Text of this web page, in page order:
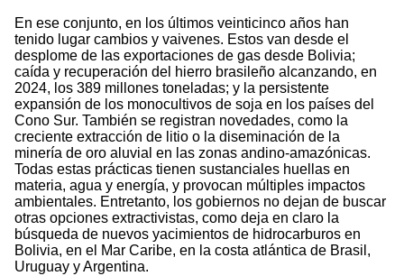
En ese conjunto, en los últimos veinticinco años han
tenido lugar cambios y vaivenes. Estos van desde el
desplome de las exportaciones de gas desde Bolivia;
caída y recuperación del hierro brasileño alcanzando, en
2024, los 389 millones toneladas; y la persistente
expansión de los monocultivos de soja en los países del
Cono Sur. También se registran novedades, como la
creciente extracción de litio o la diseminación de la
minería de oro aluvial en las zonas andino-amazónicas.
Todas estas prácticas tienen sustanciales huellas en
materia, agua y energía, y provocan múltiples impactos
ambientales. Entretanto, los gobiernos no dejan de buscar
otras opciones extractivistas, como deja en claro la
búsqueda de nuevos yacimientos de hidrocarburos en
Bolivia, en el Mar Caribe, en la costa atlántica de Brasil,
Uruguay y Argentina.